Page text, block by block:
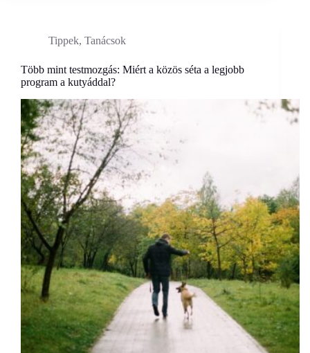
Tippek, Tanácsok
Több mint testmozgás: Miért a közös séta a legjobb
program a kutyáddal?